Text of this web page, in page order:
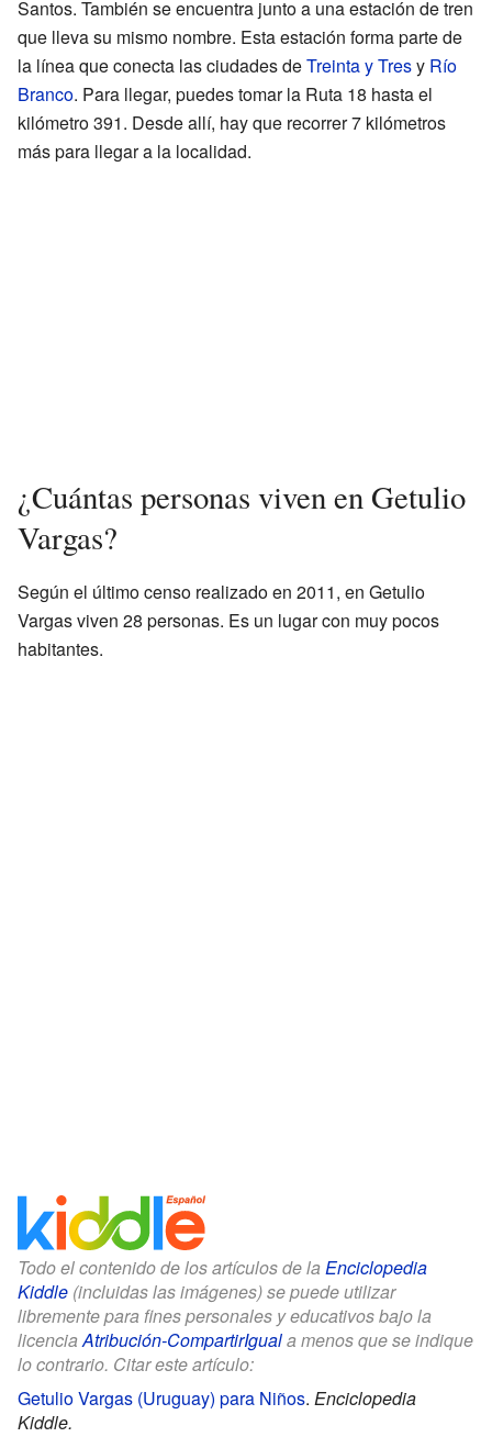
Santos. También se encuentra junto a una estación de tren
que lleva su mismo nombre. Esta estación forma parte de
la línea que conecta las ciudades deTreinta y Tresy Río
Branco. Para llegar, puedes tomar la Ruta 18 hasta el
kilómetro 391. Desde allí, hay que recorrer 7 kilómetros
más para llegar a la localidad.
¿Cuántas personas viven en Getulio
Vargas?
Según el último censo realizado en 2011, en Getulio
Vargas viven 28 personas. Es un lugar con muy pocos
habitantes.
Todo el contenido de los artículos de la Enciclopedia
Kiddle (incluidas las imágenes) se puede utilizar
libremente para fines personales y educativos bajo la
licenciaAtribución-CompartirIguala menos que se indique
lo contrario. Citar este artículo:
Getulio Vargas (Uruguay) para Niños. Enciclopedia
Kiddle.